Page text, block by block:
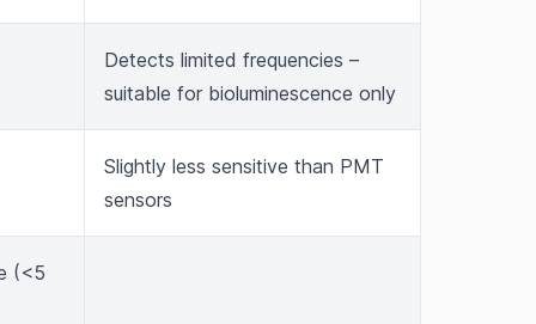
Detects limited frequencies –
suitable for bioluminescence only
Slightly less sensitive than PMT
sensors
(<5